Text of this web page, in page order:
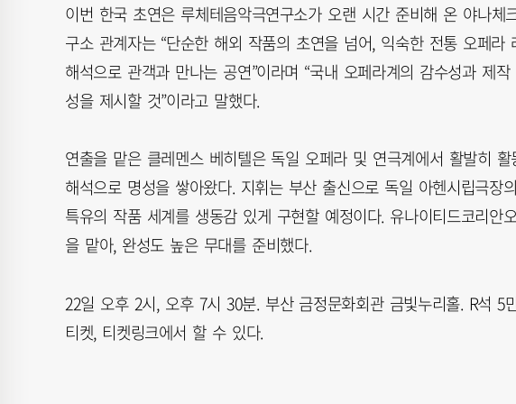
이번 한국 초연은 루체테음악극연구소가 오랜 시간 준비해 온 야나
구소 관계자는 “단순한 해외 작품의 초연을 넘어, 익숙한 전통 오페
해석으로 관객과 만나는 공연”이라며 “국내 오페라계의 감수성과 제
성을 제시할 것”이라고 말했다.
연출을 맡은 클레멘스 베히텔은 독일 오페라 및 연극계에서 활발히
해석으로 명성을 쌓아왔다. 지휘는 부산 출신으로 독일 아헨시립극
특유의 작품 세계를 생동감 있게 구현할 예정이다. 유나이티드코리안
을 맡아, 완성도 높은 무대를 준비했다.
22일 오후 2시, 오후 7시 30분. 부산 금정문화회관 금빛누리홀. R석
티켓, 티켓링크에서 할 수 있다.